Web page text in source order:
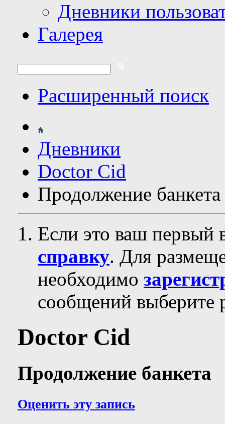
Дневники
Галерея
Расширенный поиск
Дневники
Doctor Cid
Продолжение банкета
Если это ваш первый
справку. Для
необходимо
сообщений выберите
Doctor Cid
Продолжение банкета
Оценить эту запись